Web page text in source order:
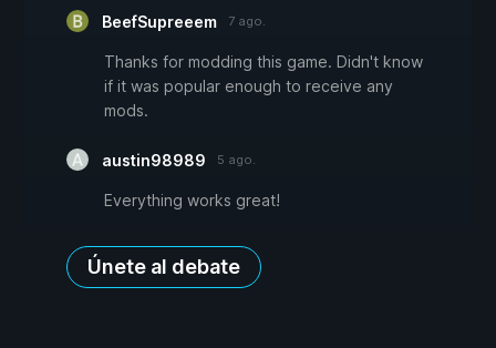
BeefSupreeem 7 ago.
Thanks for modding this game. Didn't know
if it was popular enough to receive any
mods.
austin98989 5 ago.
Everything works great!
Únete al debate